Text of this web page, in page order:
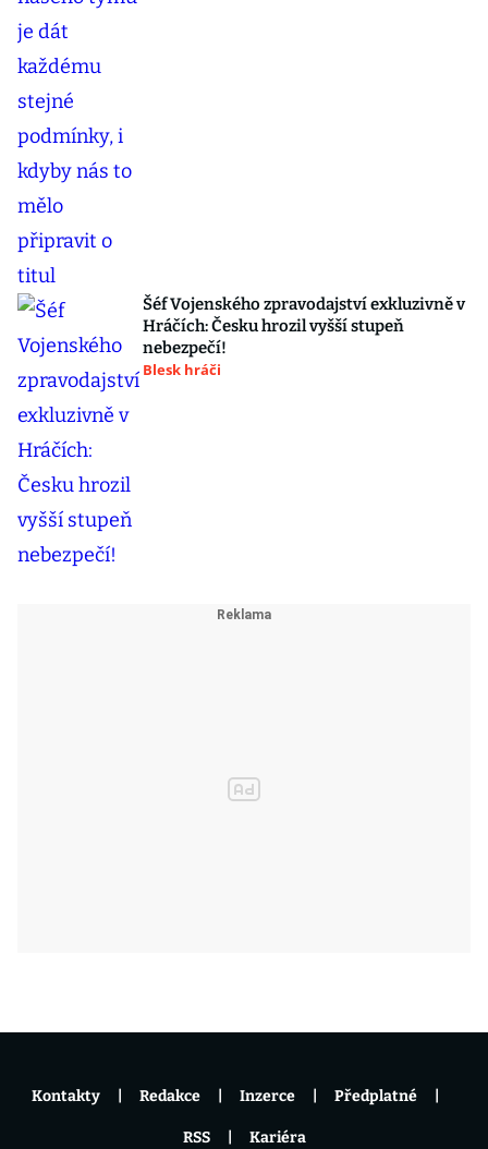
Šéf Vojenského zpravodajství exkluzivně v
Hráčích: Česku hrozil vyšší stupeň
nebezpečí!
Blesk hráči
Kontakty Redakce Inzerce Předplatné
RSS Kariéra